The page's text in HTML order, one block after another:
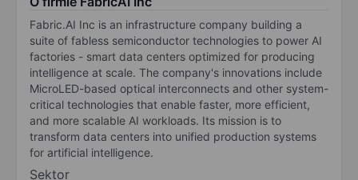
Fabric.AI Inc is an infrastructure company building a
suite of fabless semiconductor technologies to power AI
factories - smart data centers optimized for producing
intelligence at scale. The company's innovations include
MicroLED-based optical interconnects and other system-
critical technologies that enable faster, more efficient,
and more scalable AI workloads. Its mission is to
transform data centers into unified production systems
for artificial intelligence.
Sektor